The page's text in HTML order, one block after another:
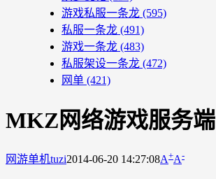
游戏私服一条龙 (595)
私服一条龙 (491)
游戏一条龙 (483)
私服架设一条龙 (472)
网单 (421)
MKZ网络游戏服务端
网游单机tuzi2014-06-20 14:27:08A+A-